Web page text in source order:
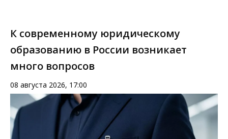
К современному юридическому
образованию в России возникает
много вопросов
08 августа 2026, 17:00